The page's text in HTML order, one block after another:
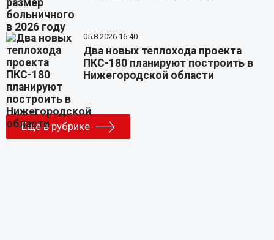
05.8.2026 16:40
Два новых теплохода проекта
ПКС-180 планируют построить в
Нижегородской области
Еще в рубрике